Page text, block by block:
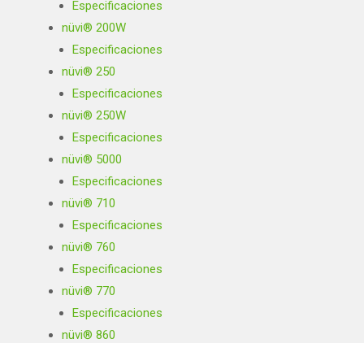
Especificaciones
nüvi® 200W
Especificaciones
nüvi® 250
Especificaciones
nüvi® 250W
Especificaciones
nüvi® 5000
Especificaciones
nüvi® 710
Especificaciones
nüvi® 760
Especificaciones
nüvi® 770
Especificaciones
nüvi® 860